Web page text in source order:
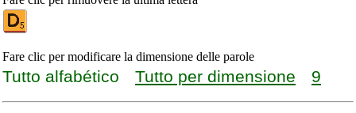
Fare clic per modificare la dimensione delle parole
Tutto alfabético Tutto per dimensione 9